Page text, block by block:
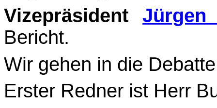
VizepräsidentJürgen
Bericht.
Wir gehen in die
Erster Redner ist Herr